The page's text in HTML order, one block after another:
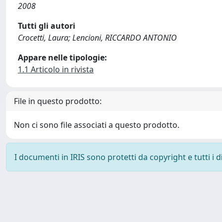
2008
Tutti gli autori
Crocetti, Laura; Lencioni, RICCARDO ANTONIO
Appare nelle tipologie:
1.1 Articolo in rivista
File in questo prodotto:
Non ci sono file associati a questo prodotto.
I documenti in IRIS sono protetti da copyright e tutti i